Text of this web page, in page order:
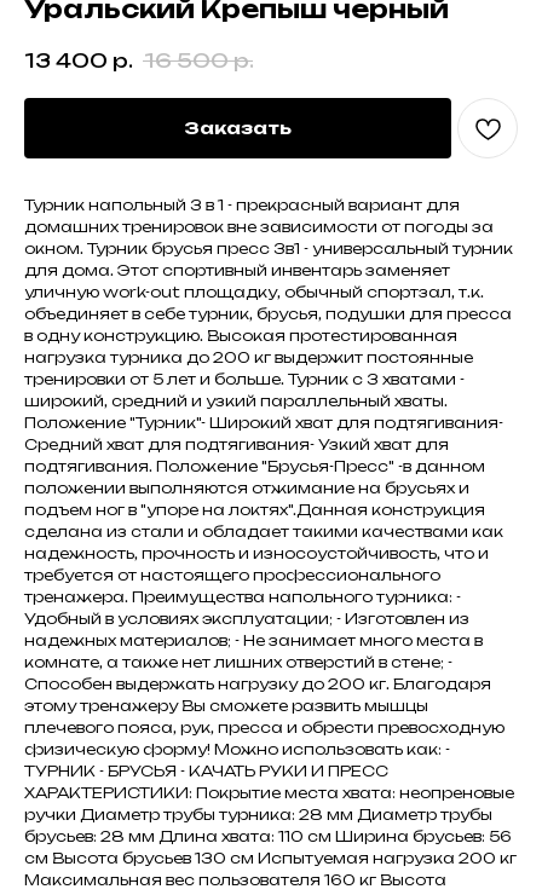
Уральский Крепыш черный
13 400 р. 16 500 р.
Заказать
Турник напольный 3 в 1 - прекрасный вариант для
домашних тренировок вне зависимости от погоды за
окном. Турник брусья пресс 3в1 - универсальный турник
для дома. Этот спортивный инвентарь заменяет
уличную work-out площадку, обычный спортзал, т.к.
объединяет в себе турник, брусья, подушки для пресса
в одну конструкцию. Высокая протестированная
нагрузка турника до 200 кг выдержит постоянные
тренировки от 5 лет и больше. Турник с 3 хватами -
широкий, средний и узкий параллельный хваты.
Положение "Турник"- Широкий хват для подтягивания-
Средний хват для подтягивания- Узкий хват для
подтягивания. Положение "Брусья-Пресс" -в данном
положении выполняются отжимание на брусьях и
подъем ног в "упоре на локтях".Данная конструкция
сделана из стали и обладает такими качествами как
надежность, прочность и износоустойчивость, что и
требуется от настоящего профессионального
тренажера. Преимущества напольного турника: -
Удобный в условиях эксплуатации; - Изготовлен из
надежных материалов; - Не занимает много места в
комнате, а также нет лишних отверстий в стене; -
Способен выдержать нагрузку до 200 кг. Благодаря
этому тренажеру Вы сможете развить мышцы
плечевого пояса, рук, пресса и обрести превосходную
физическую форму! Можно использовать как: -
ТУРНИК - БРУСЬЯ - КАЧАТЬ РУКИ И ПРЕСС
ХАРАКТЕРИСТИКИ: Покрытие места хвата: неопреновые
ручки Диаметр трубы турника: 28 мм Диаметр трубы
брусьев: 28 мм Длина хвата: 110 см Ширина брусьев: 56
см Высота брусьев 130 см Испытуемая нагрузка 200 кг
Максимальная вес пользователя 160 кг Высота